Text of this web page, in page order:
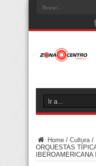
Home / Cultura /
ORQUESTAS